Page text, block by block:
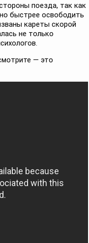
поезда, так как
быстрее освободить
кареты скорой
не только
— это